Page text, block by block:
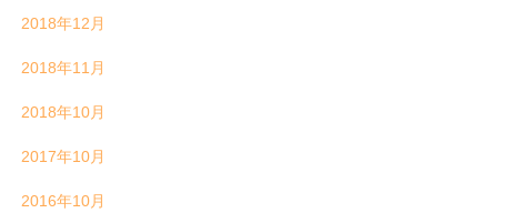
2018年12月
2018年11月
2018年10月
2017年10月
2016年10月